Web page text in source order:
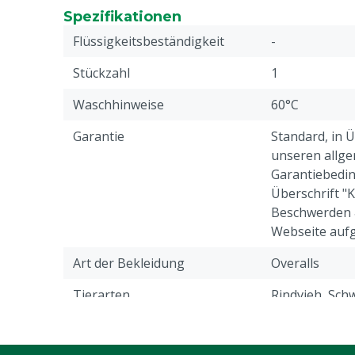
Spezifikationen
Flüssigkeitsbeständigkeit
-
Stückzahl
1
Waschhinweise
60°C
Garantie
Standard, in
unseren
Überschrift
Webseite
Art der Bekleidung
Overalls
Tierarten
Rindvieh,
Verschluss
Knopf